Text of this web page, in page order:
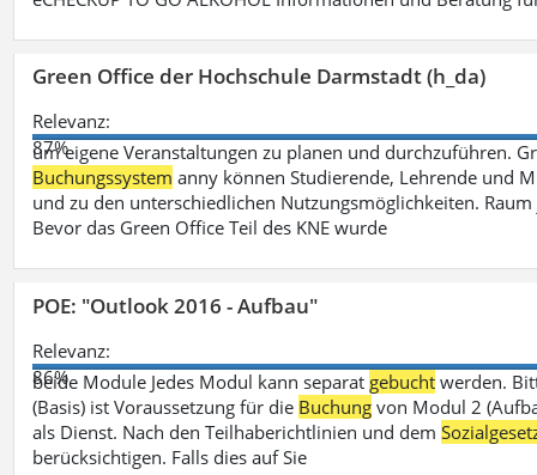
Green Office der Hochschule Darmstadt (h_da)
Relevanz:
87%
um eigene Veranstaltungen zu planen und durchzuführen.
Buchungssystem anny können Studierende, Lehrende und
und zu den unterschiedlichen Nutzungsmöglichkeiten.
Bevor das Green Office Teil des KNE wurde
POE: "Outlook 2016 - Aufbau"
Relevanz:
86%
beide Module Jedes Modul kann separat gebucht werden.
(Basis) ist Voraussetzung für die Buchung von Modul 2
als Dienst. Nach den Teilhaberichtlinien und dem
berücksichtigen. Falls dies auf Sie